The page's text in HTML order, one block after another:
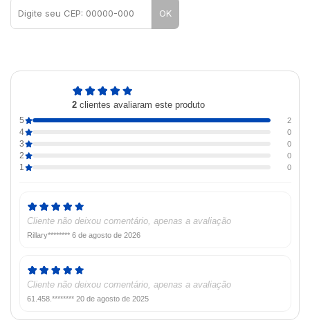
OK
2clientes avaliaram este produto
5
2
4
0
3
0
2
0
1
0
Cliente não deixou comentário, apenas a avaliação
Rillary******** 6 de agosto de 2026
Cliente não deixou comentário, apenas a avaliação
61.458.******** 20 de agosto de 2025